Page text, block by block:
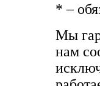
* –
Мы
нам